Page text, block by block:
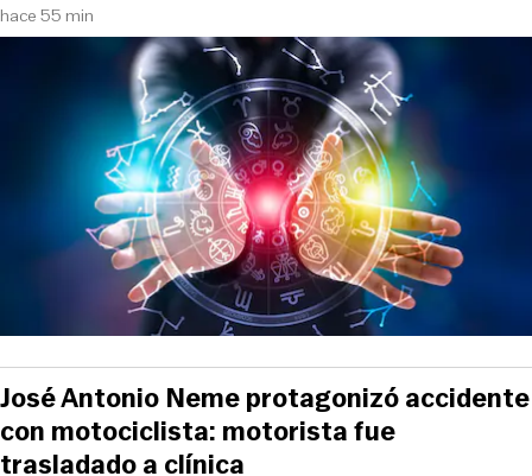
hace 55 min
José Antonio Neme protagonizó accidente
con motociclista: motorista fue
trasladado a clínica